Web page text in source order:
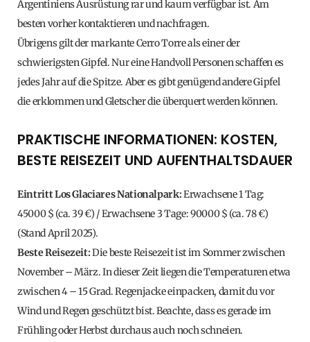
Argentiniens Ausrüstung rar und kaum verfügbar ist. Am
besten vorher kontaktieren und nachfragen.
Übrigens gilt der markante Cerro Torre als einer der
schwierigsten Gipfel. Nur eine Handvoll Personen schaffen es
jedes Jahr auf die Spitze. Aber es gibt genügend andere Gipfel
die erklommen und Gletscher die überquert werden können.
PRAKTISCHE INFORMATIONEN: KOSTEN,
BESTE REISEZEIT UND AUFENTHALTSDAUER
Eintritt Los Glaciares Nationalpark:Erwachsene 1 Tag:
45000 $ (ca. 39 €) / Erwachsene 3 Tage: 90000 $ (ca. 78 €)
(Stand April 2025).
Beste Reisezeit:Die beste Reisezeit ist im Sommer zwischen
November – März. In dieser Zeit liegen die Temperaturen etwa
zwischen 4 – 15 Grad. Regenjacke einpacken, damit du vor
Wind und Regen geschützt bist. Beachte, dass es gerade im
Frühling oder Herbst durchaus auch noch schneien.